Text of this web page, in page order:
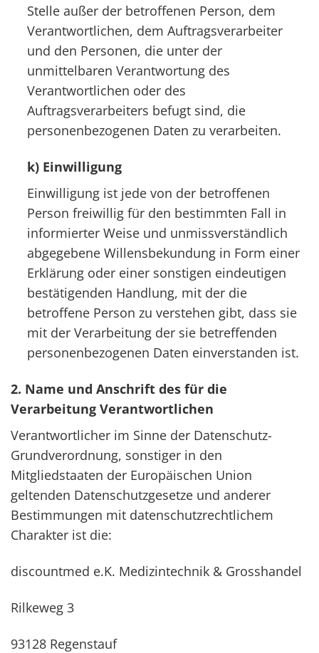
Stelle außer der betroffenen Person, dem
Verantwortlichen, dem Auftragsverarbeiter
und den Personen, die unter der
unmittelbaren Verantwortung des
Verantwortlichen oder des
Auftragsverarbeiters befugt sind, die
personenbezogenen Daten zu verarbeiten.
k) Einwilligung
Einwilligung ist jede von der betroffenen
Person freiwillig für den bestimmten Fall in
informierter Weise und unmissverständlich
abgegebene Willensbekundung in Form einer
Erklärung oder einer sonstigen eindeutigen
bestätigenden Handlung, mit der die
betroffene Person zu verstehen gibt, dass sie
mit der Verarbeitung der sie betreffenden
personenbezogenen Daten einverstanden ist.
2. Name und Anschrift des für die
Verarbeitung Verantwortlichen
Verantwortlicher im Sinne der Datenschutz-
Grundverordnung, sonstiger in den
Mitgliedstaaten der Europäischen Union
geltenden Datenschutzgesetze und anderer
Bestimmungen mit datenschutzrechtlichem
Charakter ist die:
discountmed e.K. Medizintechnik & Grosshandel
Rilkeweg 3
93128 Regenstauf